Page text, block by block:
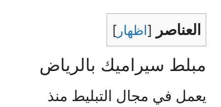
العناصر [اظهار ]
مبلط سيراميك بالرياض
يعمل في مجال التبليط منذ